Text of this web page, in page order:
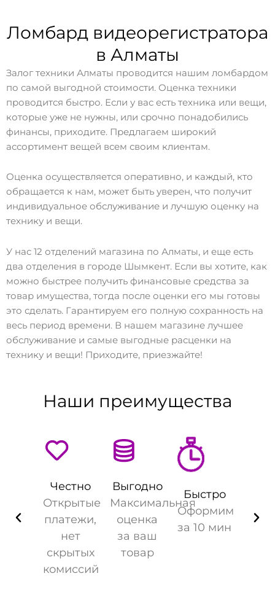
Ломбард видеорегистратора
в Алматы
Залог техники Алматы проводится нашим ломбардом
по самой выгодной стоимости. Оценка техники
проводится быстро. Если у вас есть техника или вещи,
которые уже не нужны, или срочно понадобились
финансы, приходите. Предлагаем широкий
ассортимент вещей всем своим клиентам.
Оценка осуществляется оперативно, и каждый, кто
обращается к нам, может быть уверен, что получит
индивидуальное обслуживание и лучшую оценку на
технику и вещи.
У нас 12 отделений магазина по Алматы, и еще есть
два отделения в городе Шымкент. Если вы хотите, как
можно быстрее получить финансовые средства за
товар имущества, тогда после оценки его мы готовы
это сделать. Гарантируем его полную сохранность на
весь период времени. В нашем магазине лучшее
обслуживание и самые выгодные расценки на
технику и вещи! Приходите, приезжайте!
Наши преимущества
Честно
Открытые
платежи,
нет
скрытых
комиссий
Выгодно
Максимальная
оценка
за ваш
товар
Быстро
Оформим
за 10 мин